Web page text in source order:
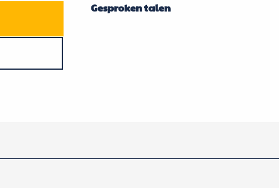
Gesproken talen
Gesproken talen